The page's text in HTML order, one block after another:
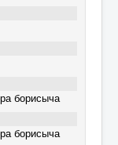
борисыча
борисыча